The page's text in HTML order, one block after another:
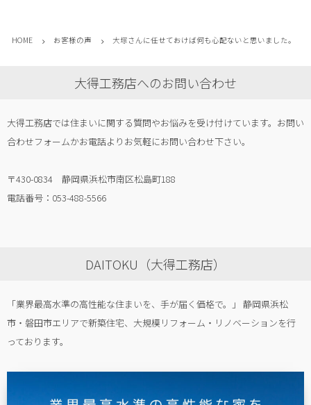
HOME お客様の声 大塚さんに任せておけば何も心配ないと思いました。
大得工務店へのお問い合わせ
大得工務店では住まいに関する質問やお悩みを受け付けています。お問い
合わせフォームかお電話よりお気軽にお問い合わせ下さい。
〒430-0834 静岡県浜松市南区松島町188
電話番号：053-488-5566
DAITOKU（大得工務店）
「業界最高水準の高性能な住まいを、手が届く価格で。」 静岡県浜松
市・磐田市エリアで新築住宅、大規模リフォーム・リノベーションを行
っております。